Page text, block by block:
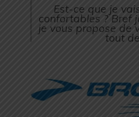
Est-ce que je
confortables ? Bref
je vous propose de
tout